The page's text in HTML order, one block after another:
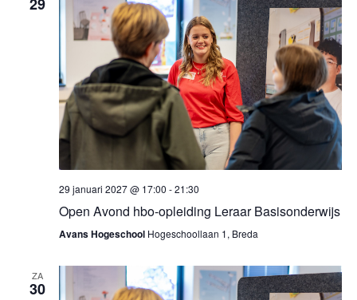
29
29 januari 2027 @ 17:00 -21:30
Open Avond hbo-opleiding Leraar Basisonderwijs
Avans Hogeschool Hogeschoollaan 1, Breda
ZA
30